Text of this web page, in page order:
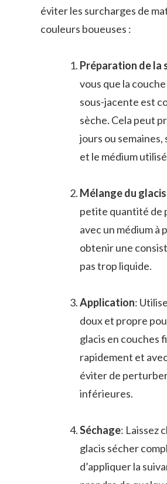
éviter les surcharges de
couleurs boueuses :
Préparation de la
vous que la
sous-jacente est
sèche. Cela peut
jours ou semaines,
et le médium
Mélange du glacis
petite quantité de
avec un médium à
obtenir une
pas trop liquide.
Application:
doux et propre
glacis en couches
rapidement et
éviter de
inférieures.
Séchage: Laissez
glacis sécher
d’appliquer la